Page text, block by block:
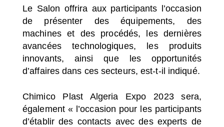
Le Salon offrira aux participants l’occasion
de présenter des équipements, des
machines et des procédés, les dernières
avancées technologiques, les produits
innovants, ainsi que les opportunités
d’affaires dans ces secteurs, est-t-il indiqué.
Chimico Plast Algeria Expo 2023 sera,
également « l’occasion pour les participants
d’établir des contacts avec des experts de